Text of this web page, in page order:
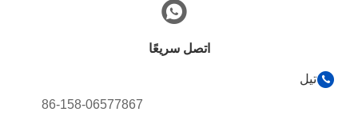
اتصل سريعًا
تيل
86-158-06577867